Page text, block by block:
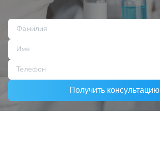
Получить консультацию